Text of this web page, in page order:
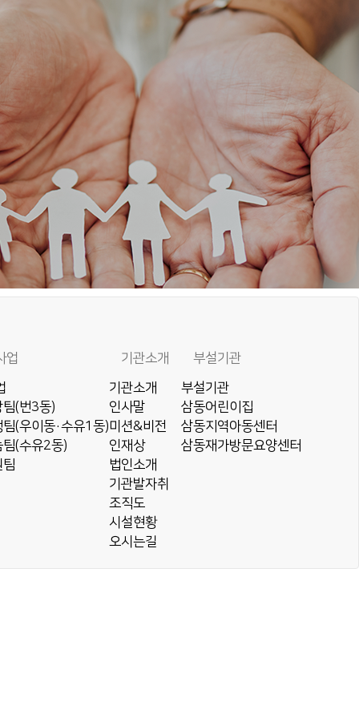
업
팀(번3동)
(우이동·수유1동)
팀(수유2동)
팀
기관소개
기관소개
인사말
미션&비전
인재상
법인소개
기관발자취
조직도
시설현황
오시는길
부설기관
부설기관
삼동어린이집
삼동지역아동센터
삼동재가방문요양센터